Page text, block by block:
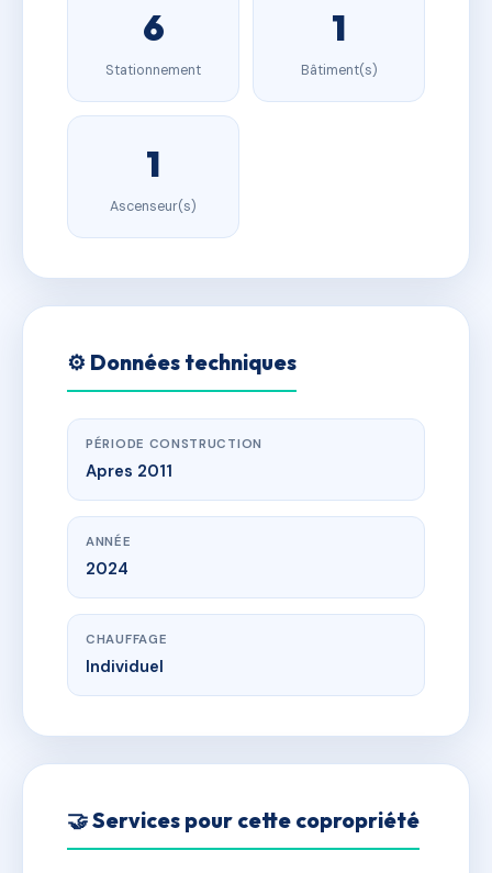
6
Stationnement
1
Bâtiment(s)
1
Ascenseur(s)
⚙️ Données techniques
PÉRIODE CONSTRUCTION
Apres 2011
ANNÉE
2024
CHAUFFAGE
Individuel
🤝 Services pour cette copropriété